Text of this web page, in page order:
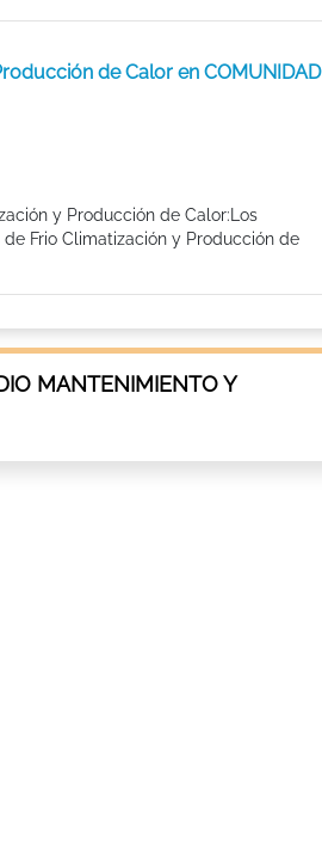
de Calor en COMUNIDAD
y Producción de Calor:Los
Frio Climatización y Producción de
MANTENIMIENTO Y